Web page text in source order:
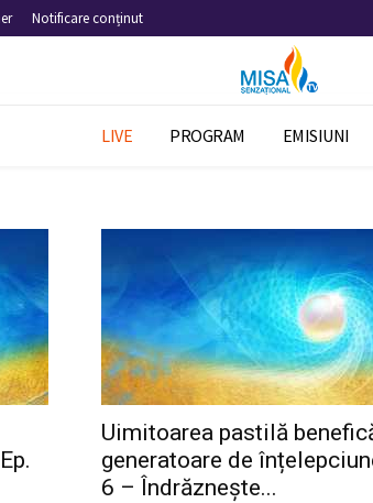
Notificare conținut
LIVE PROGRAM EMISIUNI
Uimitoarea pastilă
generatoare de
6 – Îndrăznește...